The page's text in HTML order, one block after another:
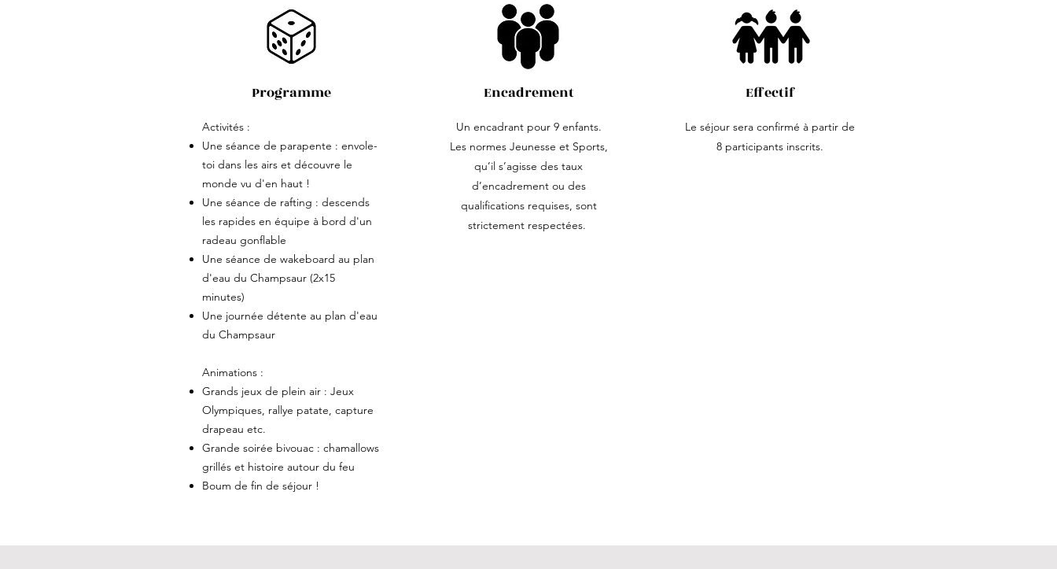
Programme
Activités :
Une séance de parapente : envole-
toi dans les airs et découvre le
monde vu d'en haut !
Une séance de rafting : descends
les rapides en équipe à bord d'un
radeau gonflable
Une séance de wakeboard au plan
d'eau du Champsaur (2x15
minutes)
Une journée détente au plan d'eau
du Champsaur
Animations :
Grands jeux de plein air : Jeux
Olympiques, rallye patate, capture
drapeau etc.
Grande soirée bivouac : chamallows
grillés et histoire autour du feu
Boum de fin de séjour !
Encadrement
Un encadrant pour 9 enfants.
Les normes Jeunesse et Sports,
qu’il s’agisse des taux
d’encadrement ou des
qualifications requises, sont
strictement respectées.
Effectif
Le séjour sera confirmé à partir de
8 participants inscrits.